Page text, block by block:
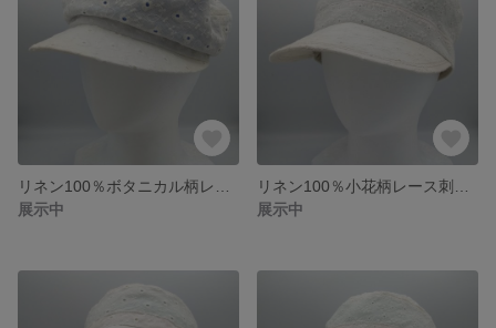
展示中
展示中